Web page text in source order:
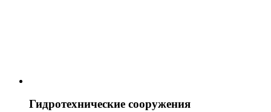
Гидротехнические сооружения